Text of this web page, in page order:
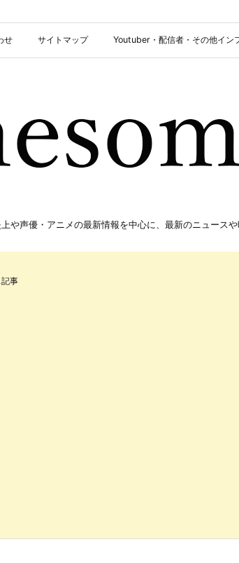
せ サイトマップ Youtuber・配信者・その他イン
や声優・アニメの最新情報を中心に、最新のニュース
記事